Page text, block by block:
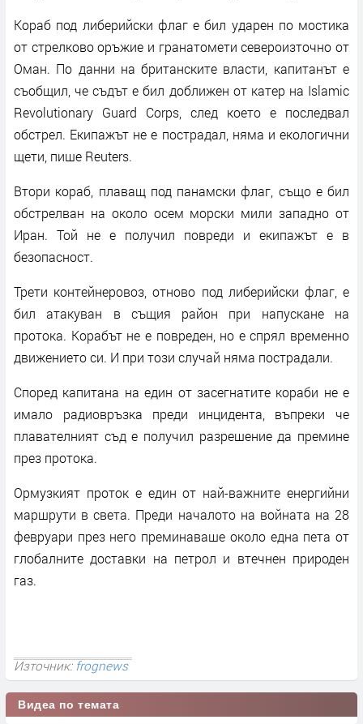
Кораб под либерийски флаг е бил ударен по мостика
от стрелково оръжие и гранатомети североизточно от
Оман. По данни на британските власти, капитанът е
съобщил, че съдът е бил доближен от катер на Islamic
Revolutionary Guard Corps, след което е последвал
обстрел. Екипажът не е пострадал, няма и екологични
щети, пише Reuters.
Втори кораб, плаващ под панамски флаг, също е бил
обстрелван на около осем морски мили западно от
Иран. Той не е получил повреди и екипажът е в
безопасност.
Трети контейнеровоз, отново под либерийски флаг, е
бил атакуван в същия район при напускане на
протока. Корабът не е повреден, но е спрял временно
движението си. И при този случай няма пострадали.
Според капитана на един от засегнатите кораби не е
имало радиовръзка преди инцидента, въпреки че
плавателният съд е получил разрешение да премине
през протока.
Ормузкият проток е един от най-важните енергийни
маршрути в света. Преди началото на войната на 28
февруари през него преминаваше около една пета от
глобалните доставки на петрол и втечнен природен
газ.
Източник:frognews
Видеа по темата